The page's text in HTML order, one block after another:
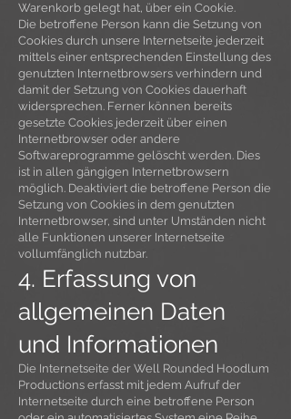
Warenkorb gelegt hat, über ein Cookie.
Die betroffene Person kann die Setzung von
Cookies durch unsere Internetseite jederzeit
mittels einer entsprechenden Einstellung des
genutzten Internetbrowsers verhindern und
damit der Setzung von Cookies dauerhaft
widersprechen. Ferner können bereits
gesetzte Cookies jederzeit über einen
Internetbrowser oder andere
Softwareprogramme gelöscht werden. Dies
ist in allen gängigen Internetbrowsern
möglich. Deaktiviert die betroffene Person die
Setzung von Cookies in dem genutzten
Internetbrowser, sind unter Umständen nicht
alle Funktionen unserer Internetseite
vollumfänglich nutzbar.
4. Erfassung von
allgemeinen Daten
und Informationen
Die Internetseite der Well Rounded Hoodlum
Productions erfasst mit jedem Aufruf der
Internetseite durch eine betroffene Person